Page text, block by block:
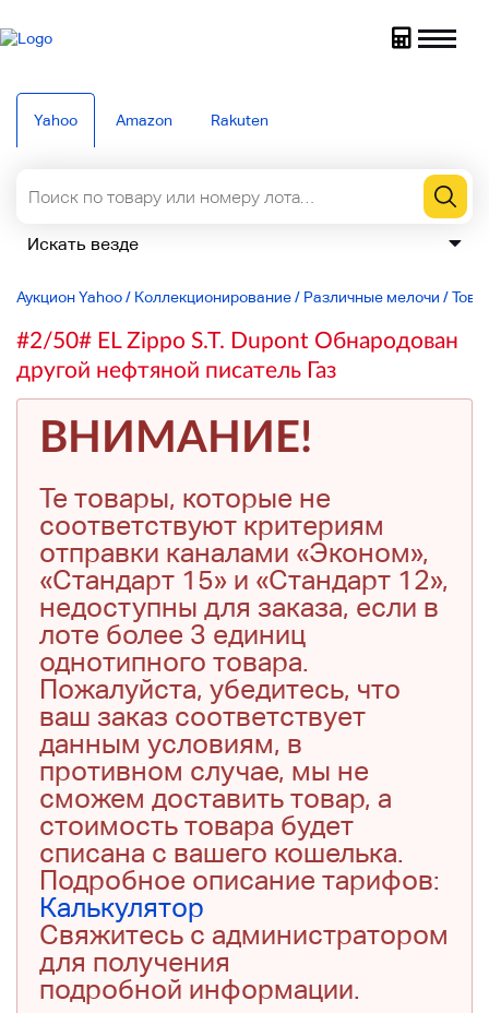
Yahoo Amazon Rakuten
Аукцион Yahoo/ Коллекционирование/ Различные мелочи /
#2/50# EL Zippo S.T. Dupont Обнародован
другой нефтяной писатель Газ
ВНИМАНИЕ!
Те товары, которые не
соответствуют критериям
отправки каналами «Эконом»,
«Стандарт 15» и «Стандарт 12»,
недоступны для заказа, если в
лоте более 3 единиц
однотипного товара.
Пожалуйста, убедитесь, что
ваш заказ соответствует
данным условиям, в
противном случае, мы не
сможем доставить товар, а
стоимость товара будет
списана с вашего кошелька.
Подробное описание тарифов:
Калькулятор
Свяжитесь с администратором
для получения
подробной информации.